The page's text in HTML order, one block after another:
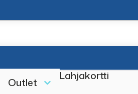
Outlet
Lahjakortti